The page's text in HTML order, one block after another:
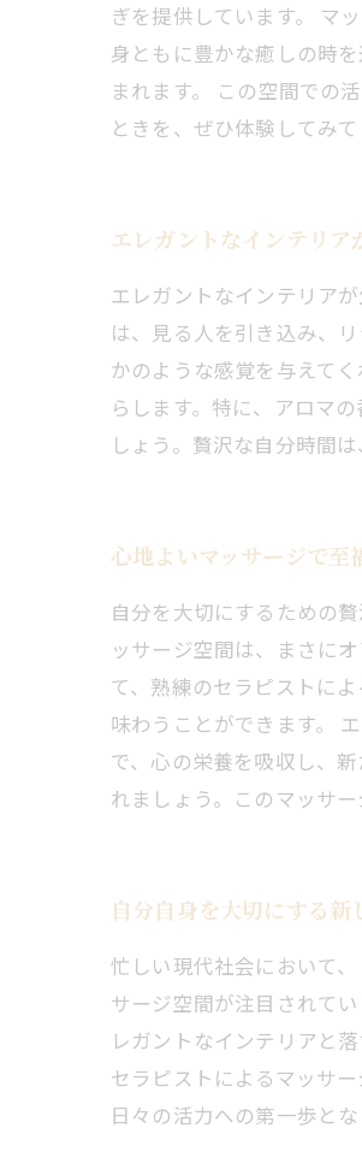
ぎを提供しています。 マ
身ともに豊かな癒しの時
まれます。 この空間での
ときを、ぜひ体験してみて
エレガントなインテリア
エレガントなインテリア
は、見る人を引き込み、
かのような感覚を与えて
らします。特に、アロマ
しょう。贅沢な自分時間
心地よいマッサージで至
自分を大切にするための
ッサージ空間は、まさに
て、熟練のセラピストに
味わうことができます。
で、心の栄養を吸収し、
れましょう。このマッサ
自分自身を大切にする
忙しい現代社会において
サージ空間が注目されて
レガントなインテリアと
セラピストによるマッサ
日々の活力への第一歩と